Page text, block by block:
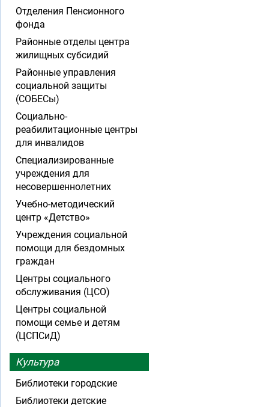
Отделения Пенсионного
фонда
Районные отделы центра
жилищных субсидий
Районные управления
социальной защиты
(СОБЕСы)
Социально-
реабилитационные центры
для инвалидов
Специализированные
учреждения для
несовершеннолетних
Учебно-методический
центр «Детство»
Учреждения социальной
помощи для бездомных
граждан
Центры социального
обслуживания (ЦСО)
Центры социальной
помощи семье и детям
(ЦСПСиД)
Культура
Библиотеки городские
Библиотеки детские